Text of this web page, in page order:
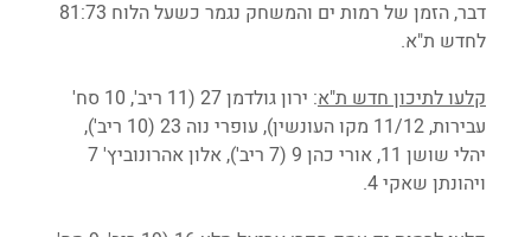
לחדש ת"א.
קלעו לתיכון חדש ת"א
: ירון גולדמן 27 (11 ריב', 10 סח'
עבירות, 11/12 מקו העונשין), עופרי נוה 23 (10 ריב'),
ויהונתן שאקי 4.